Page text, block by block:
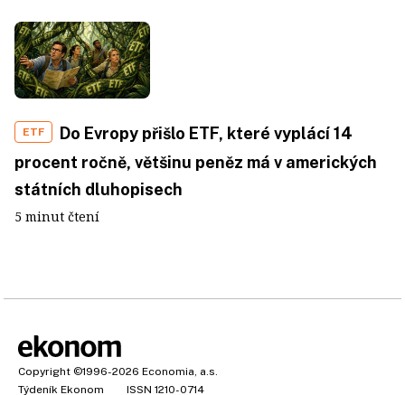
ETF
Do Evropy přišlo ETF, které vyplácí 14
procent ročně, většinu peněz má v amerických
státních dluhopisech
5 minut čtení
Copyright ©1996-2026 Economia, a.s.
Týdeník Ekonom
ISSN 1210-0714